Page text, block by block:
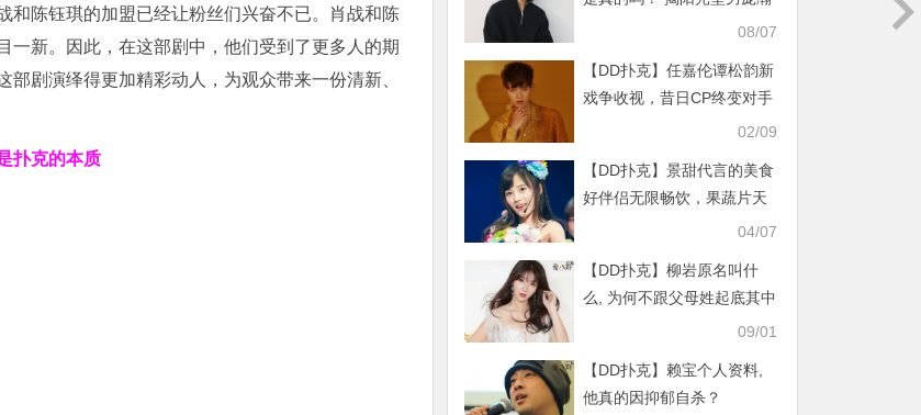
和陈钰琪的加盟已经让粉丝们兴奋不已。肖战和陈
新。因此，在这部剧中，他们受到了更多人的期
剧演绎得更加精彩动人，为观众带来一份清新、
扑克的本质
08/07
【DD扑克】任嘉伦谭松韵新
戏争收视，昔日CP终变对手
02/09
【DD扑克】景甜代言的美食
好伴侣无限畅饮，果蔬片天
04/07
【DD扑克】柳岩原名叫什
么, 为何不跟父母姓起底其中
09/01
【DD扑克】赖宝个人资料,
他真的因抑郁自杀？